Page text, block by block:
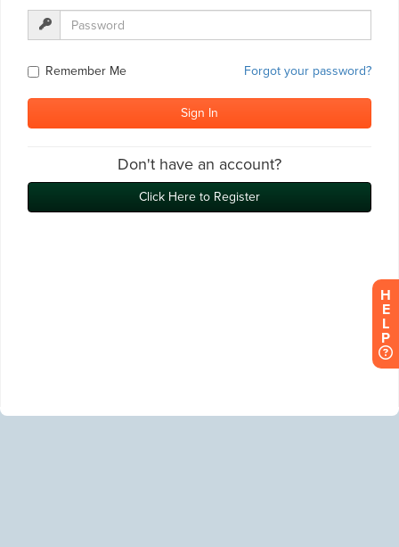
H
E
L
P